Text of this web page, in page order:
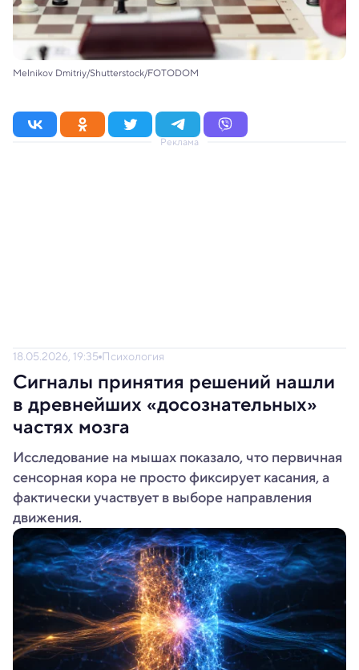
Melnikov Dmitriy/Shutterstock/FOTODOM
Реклама
18.05.2026, 19:35 Психология
Сигналы принятия решений нашли
в древнейших «досознательных»
частях мозга
Исследование на мышах показало, что первичная
сенсорная кора не просто фиксирует касания, а
фактически участвует в выборе направления
движения.